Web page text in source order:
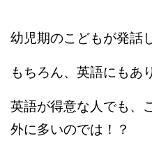
幼児期のこどもが発話
もちろん、英語にもあ
英語が得意な人でも、
外に多いのでは！？